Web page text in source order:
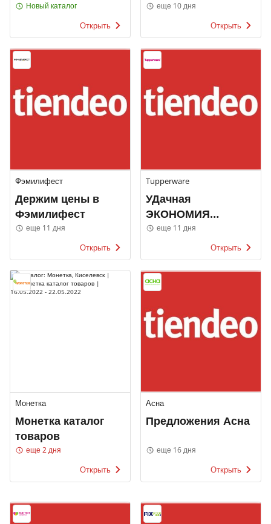
Новый каталог
Открыть
каталоги
еще 10 дня
Открыть
Фэмилифест
Держим цены в
Фэмилифест
еще 11 дня
Открыть
Tupperware
УДачная
ЭКОНОМИЯ
Tupperware
еще 11 дня
Открыть
Монетка
Монетка каталог
товаров
еще 2 дня
Открыть
Асна
Предложения Асна
еще 16 дня
Открыть